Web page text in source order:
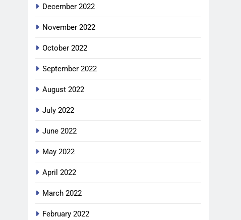
December 2022
November 2022
October 2022
September 2022
August 2022
July 2022
June 2022
May 2022
April 2022
March 2022
February 2022